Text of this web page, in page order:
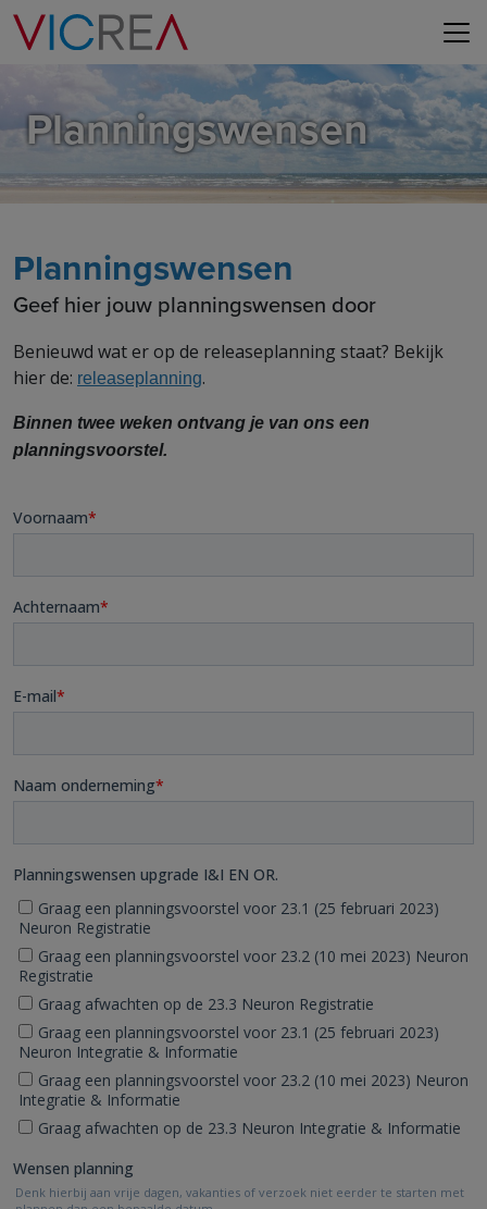
Planningswensen
Planningswensen
Geef hier jouw planningswensen door
Benieuwd wat er op de releaseplanning staat? Bekijk
hier de: releaseplanning.
Binnen twee weken ontvang je van ons een
planningsvoorstel.